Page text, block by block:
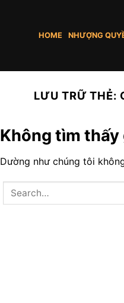
HOME NHƯỢNG
LƯU TRỮ THẺ:
Không tìm thấy
Dường như chúng tôi